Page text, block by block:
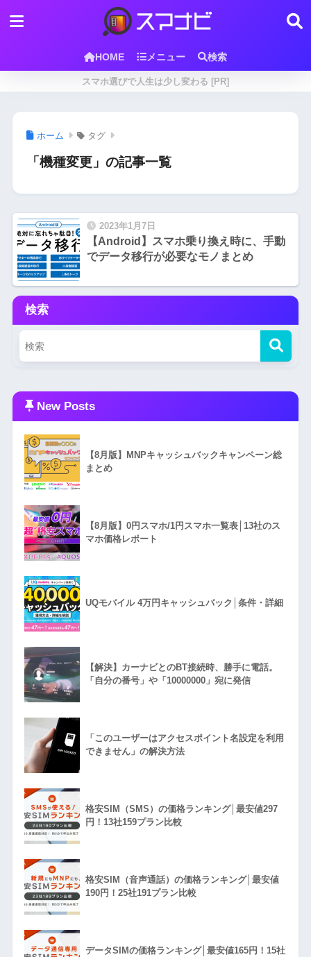
HOME メニュー 検索
スマホ選びで人生は少し変わる [PR]
ホーム タグ
「機種変更」の記事一覧
2023年1月7日
【Android】スマホ乗り換え時に、手動
でデータ移行が必要なモノまとめ
検索
New Posts
【8月版】MNPキャッシュバックキャンペーン総
まとめ
【8月版】0円スマホ/1円スマホ一覧表│13社のス
マホ価格レポート
UQモバイル 4万円キャッシュバック│条件・詳細
【解決】カーナビとのBT接続時、勝手に電話。
「自分の番号」や「10000000」宛に発信
「このユーザーはアクセスポイント名設定を利用
できません」の解決方法
格安SIM（SMS）の価格ランキング│最安値297
円！13社159プラン比較
格安SIM（音声通話）の価格ランキング│最安値
190円！25社191プラン比較
データSIMの価格ランキング│最安値165円！15社